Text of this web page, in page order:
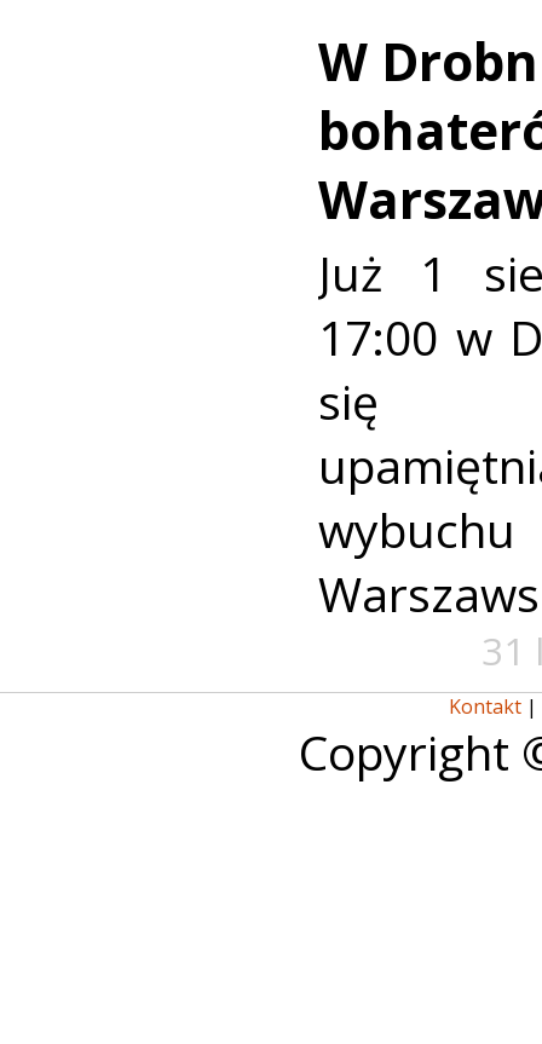
W
Już 1
17:00 w
się
31
Kontakt |
Copyright